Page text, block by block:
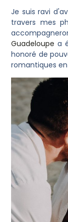
Je suis ravi
travers mes
Guadeloupea
honoré de
romantiques